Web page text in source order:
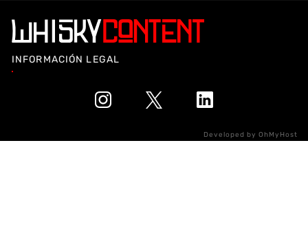
INFORMACIÓN LEGAL
Developed by OhMyHost